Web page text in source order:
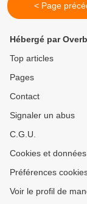
< Page
Hébergé par
Top articles
Pages
Contact
Signaler un abus
C.G.U.
Cookies et
Préférences
Voir le profil de